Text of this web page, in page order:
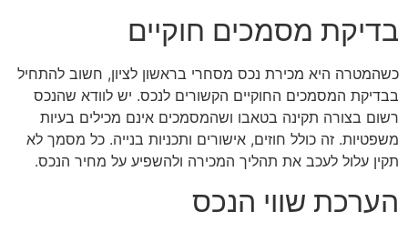
בדיקת מסמכים חוקיים
כשהמטרה היא מכירת נכס מסחרי בראשון לציון, חשוב להתחיל
בבדיקת המסמכים החוקיים הקשורים לנכס. יש לוודא שהנכס
רשום בצורה תקינה בטאבו ושהמסמכים אינם מכילים בעיות
משפטיות. זה כולל חוזים, אישורים ותכניות בנייה. כל מסמך לא
תקין עלול לעכב את תהליך המכירה ולהשפיע על מחיר הנכס.
הערכת שווי הנכס